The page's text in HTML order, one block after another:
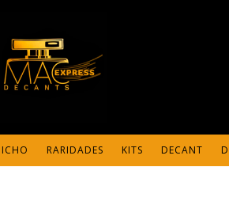
RARIDADES KITS DECANT